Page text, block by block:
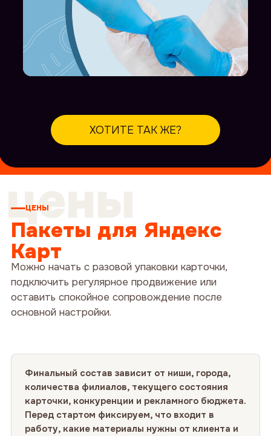
ХОТИТЕ ТАК ЖЕ?
цены
ЦЕНЫ
Пакеты для Яндекс
Карт
Можно начать с разовой упаковки карточки,
подключить регулярное продвижение или
оставить спокойное сопровождение после
основной настройки.
Финальный состав зависит от ниши, города,
количества филиалов, текущего состояния
карточки, конкуренции и рекламного бюджета.
Перед стартом фиксируем, что входит в
работу, какие материалы нужны от клиента и